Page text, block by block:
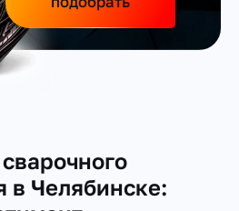
в Челябинске: